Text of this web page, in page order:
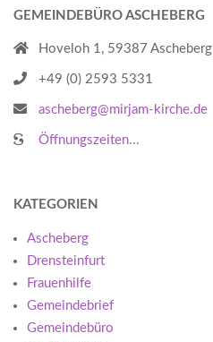
GEMEINDEBÜRO ASCHEBERG
Hoveloh 1, 59387 Ascheberg
+49 (0) 2593 5331
ascheberg@mirjam-kirche.de
Öffnungszeiten...
KATEGORIEN
Ascheberg
Drensteinfurt
Frauenhilfe
Gemeindebrief
Gemeindebüro